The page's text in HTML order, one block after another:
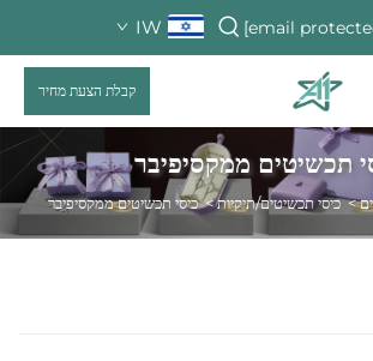
IW
קבלת הצעת מחיר
תכשיטים ממקסיפיבר
>כיסי תכשיטים/תיקיות>כיסי תכשיטים ממקסיפיבר